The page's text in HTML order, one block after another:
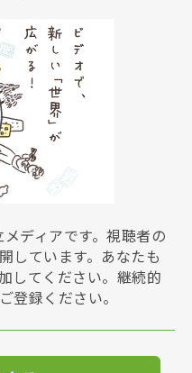
ディアです。視聴者の
しています。あなたも
してください。継続的
登録ください。